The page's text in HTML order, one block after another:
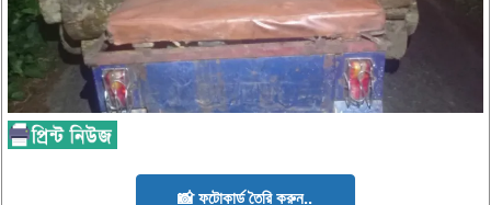
📸 ফটোকার্ড তৈরি করুন..